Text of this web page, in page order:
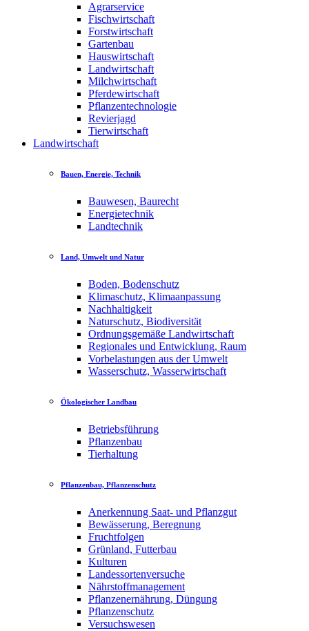
Agrarservice
Fischwirtschaft
Forstwirtschaft
Gartenbau
Hauswirtschaft
Landwirtschaft
Milchwirtschaft
Pferdewirtschaft
Pflanzentechnologie
Revierjagd
Tierwirtschaft
Landwirtschaft
Bauen, Energie, Technik
Bauwesen, Baurecht
Energietechnik
Landtechnik
Land, Umwelt und Natur
Boden, Bodenschutz
Klimaschutz, Klimaanpassung
Nachhaltigkeit
Naturschutz, Biodiversität
Ordnungsgemäße Landwirtschaft
Regionales und Entwicklung, Raum
Vorbelastungen aus der Umwelt
Wasserschutz, Wasserwirtschaft
Ökologischer Landbau
Betriebsführung
Pflanzenbau
Tierhaltung
Pflanzenbau, Pflanzenschutz
Anerkennung Saat- und Pflanzgut
Bewässerung, Beregnung
Fruchtfolgen
Grünland, Futterbau
Kulturen
Landessortenversuche
Nährstoffmanagement
Pflanzenernährung, Düngung
Pflanzenschutz
Versuchswesen